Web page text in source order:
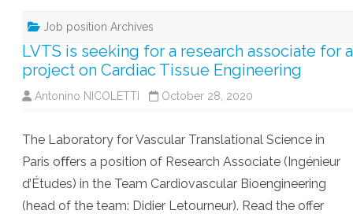
Job position Archives
LVTS is seeking for a research associate for a
project on Cardiac Tissue Engineering
Antonino NICOLETTI October 28, 2020
The Laboratory for Vascular Translational Science in
Paris oﬀers a position of Research Associate (Ingénieur
d’Études) in the Team Cardiovascular Bioengineering
(head of the team: Didier Letourneur). Read the offer